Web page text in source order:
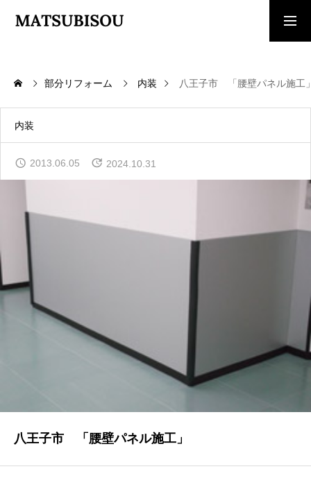
トップページ
WORKS
COMPANY
会社概要
CONTACT
お問い合わせ
NEWS
ENTRY
部分リフォーム 内装 八王子市 「腰壁パネル施工
内装
2013.06.05 2024.10.31
八王子市 「腰壁パネル施工」